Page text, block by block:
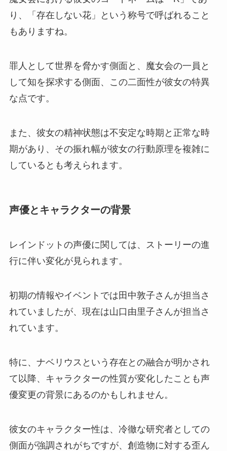
り、「存在しない花」という称号で呼ばれること
もありますね。
罪人として世界を脅かす側面と、魔女会の一員と
して知を探求する側面、この二面性が彼女の特異
な点です。
また、彼女の精神状態は不安定な時期と正常な時
期があり、その振れ幅が彼女の行動原理を複雑に
しているとも考えられます。
声優とキャラクターの背景
レインドットの声優に関しては、ストーリーの進
行に伴い変化が見られます。
初期の情報やイベントでは田中敦子さんが担当さ
れていましたが、現在は山口由里子さんが担当さ
れています。
特に、ナベリウスという存在との融合が明かされ
て以降、キャラクターの性質が変化したことも声
優変更の背景にあるのかもしれません。
彼女のキャラクター性は、冷徹な研究者としての
側面が強調されがちですが、創造物に対する歪ん